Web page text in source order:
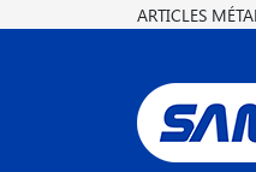
ARTICLES